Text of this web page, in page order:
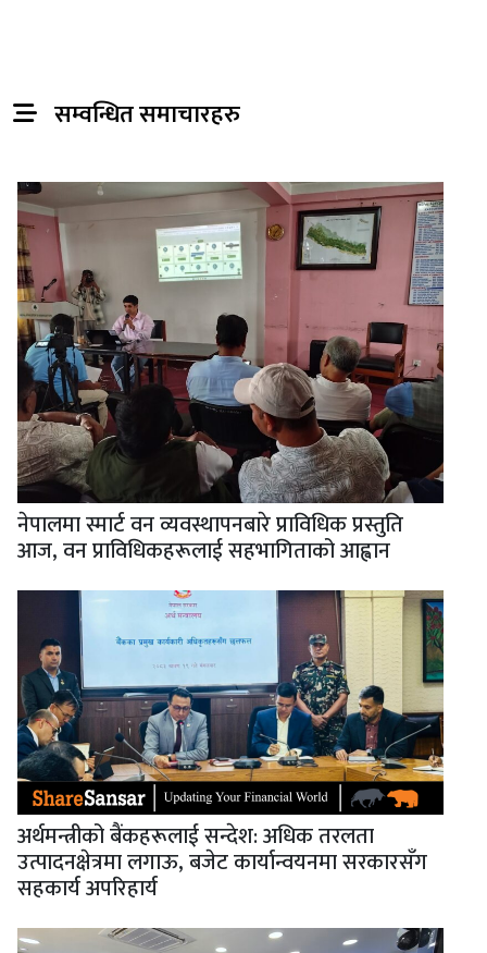
सम्वन्धित समाचारहरु
नेपालमा स्मार्ट वन व्यवस्थापनबारे प्राविधिक प्रस्तुति
आज, वन प्राविधिकहरूलाई सहभागिताको आह्वान
अर्थमन्त्रीको बैंकहरूलाई सन्देश: अधिक तरलता
उत्पादनक्षेत्रमा लगाऊ, बजेट कार्यान्वयनमा सरकारसँग
सहकार्य अपरिहार्य